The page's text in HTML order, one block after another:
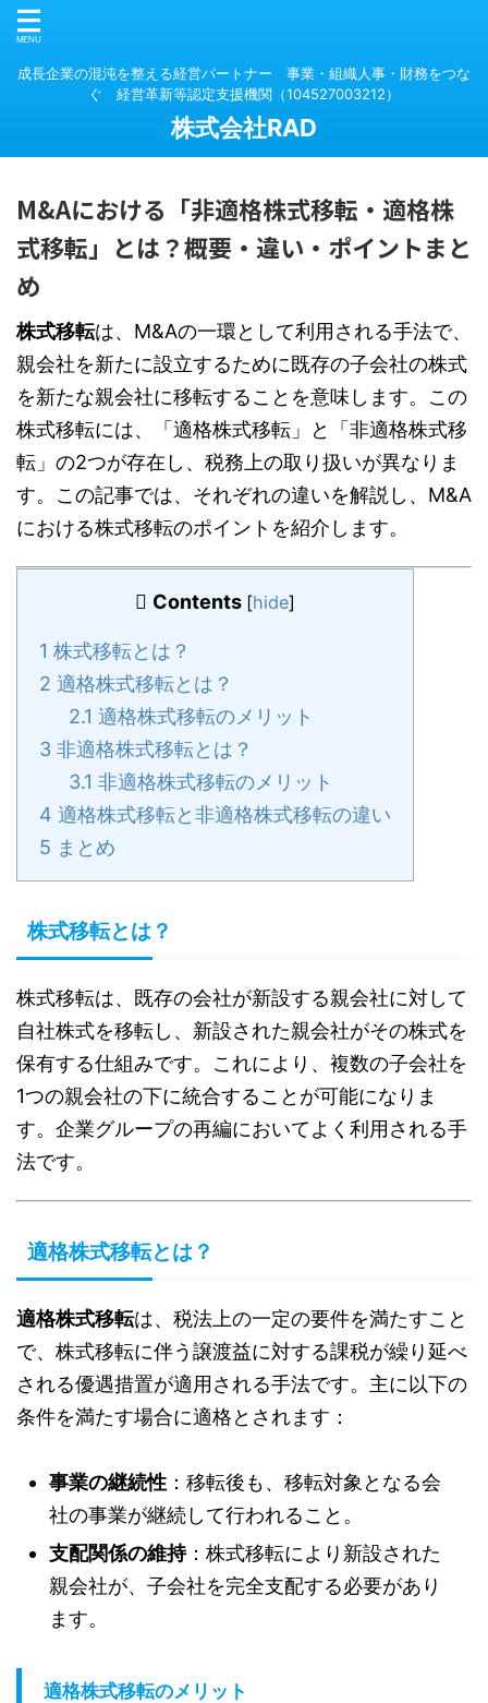
成長企業の混沌を整える経営パートナー 事業・組織人事・財務をつな
ぐ 経営革新等認定支援機関（104527003212）
株式会社RAD
M&Aにおける「非適格株式移転・適格株
式移転」とは？概要・違い・ポイントまと
め
株式移転は、M&Aの一環として利用される手法で、
親会社を新たに設立するために既存の子会社の株式
を新たな親会社に移転することを意味します。この
株式移転には、「適格株式移転」と「非適格株式移
転」の2つが存在し、税務上の取り扱いが異なりま
す。この記事では、それぞれの違いを解説し、M&A
における株式移転のポイントを紹介します。
Contents [hide]
1 株式移転とは？
2 適格株式移転とは？
2.1 適格株式移転のメリット
3 非適格株式移転とは？
3.1 非適格株式移転のメリット
4 適格株式移転と非適格株式移転の違い
5 まとめ
株式移転とは？
株式移転は、既存の会社が新設する親会社に対して
自社株式を移転し、新設された親会社がその株式を
保有する仕組みです。これにより、複数の子会社を
1つの親会社の下に統合することが可能になりま
す。企業グループの再編においてよく利用される手
法です。
適格株式移転とは？
適格株式移転は、税法上の一定の要件を満たすこと
で、株式移転に伴う譲渡益に対する課税が繰り延べ
される優遇措置が適用される手法です。主に以下の
条件を満たす場合に適格とされます：
事業の継続性 ：移転後も、移転対象となる会
社の事業が継続して行われること。
支配関係の維持：株式移転により新設された
親会社が、子会社を完全支配する必要があり
ます。
適格株式移転のメリット